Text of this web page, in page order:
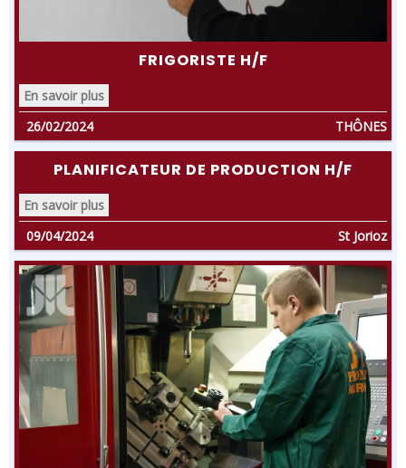
FRIGORISTE H/F
En savoir plus
26/02/2024
THÔNES
PLANIFICATEUR DE PRODUCTION H/F
En savoir plus
09/04/2024
St Jorioz